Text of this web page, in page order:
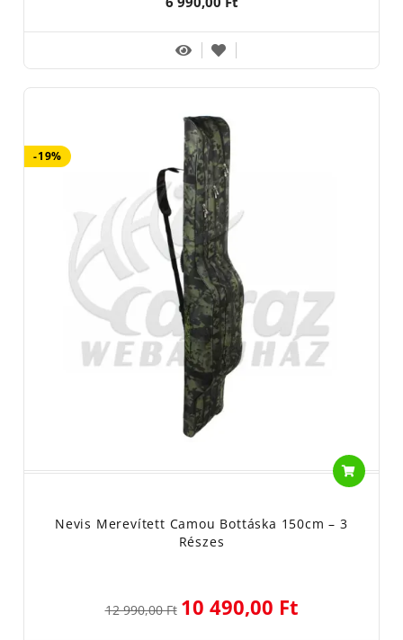
-19%
Nevis Merevített Camou Bottáska 150cm – 3
Részes
12 990,00 Ft 10 490,00 Ft